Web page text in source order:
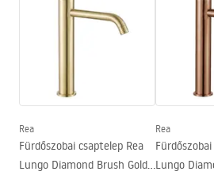
Csatlakozás átmérője
1/2 col
Garancia
Faucet.pdf
Garanciális feltételek
Rea
Fürdőszobai csaptelep Rea
Lungo Diamond Brush Gold
Rea
Lungo